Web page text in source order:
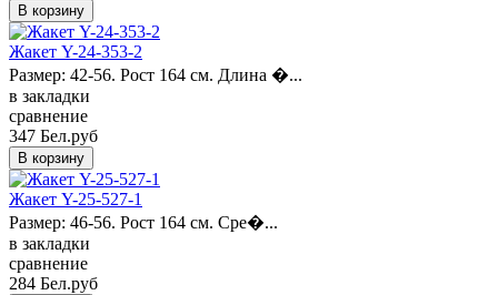
Жакет Y-24-353-2
Размер: 42-56. Рост 164 см. Длина �...
в закладки
сравнение
347 Бел.руб
Жакет Y-25-527-1
Размер: 46-56. Рост 164 см. Сре�...
в закладки
сравнение
284 Бел.руб